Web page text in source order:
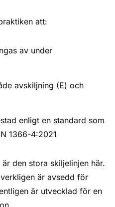
att:
av under
avskiljning (E) och
enligt en standard som
1366-4:2021
den stora skiljelinjen här.
är avsedd för
är utvecklad för en